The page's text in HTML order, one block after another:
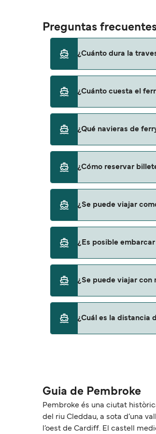
Preguntas
¿Cuánto dura la
temporada a otra, por lo
¿Cuánto cuesta el
precio no incluye los
¿Qué navieras de
¿Cómo reservar
ofertas para descrubrir las
¿Se puede viajar
¿Es posible
¿Se puede viajar con
con mascotas con:
¿Cuál es la distancia
Guia de Pembroke
Pembroke és una ciutat
del riu Cleddau, a sota d’una
l’oest de Cardiff. El castell